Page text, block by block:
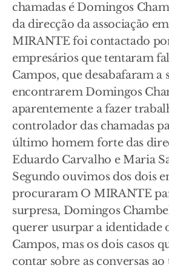
chamadas é Domingos
da direcção da associação
MIRANTE foi contactado
empresários que tentaram
Campos, que desabafaram a
encontrarem Domingos
aparentemente a fazer
controlador das chamadas
último homem forte das
Eduardo Carvalho e Maria
Segundo ouvimos dos dois
procuraram O MIRANTE
surpresa, Domingos
querer usurpar a identidade
Campos, mas os dois casos
contar sobre as conversas ao